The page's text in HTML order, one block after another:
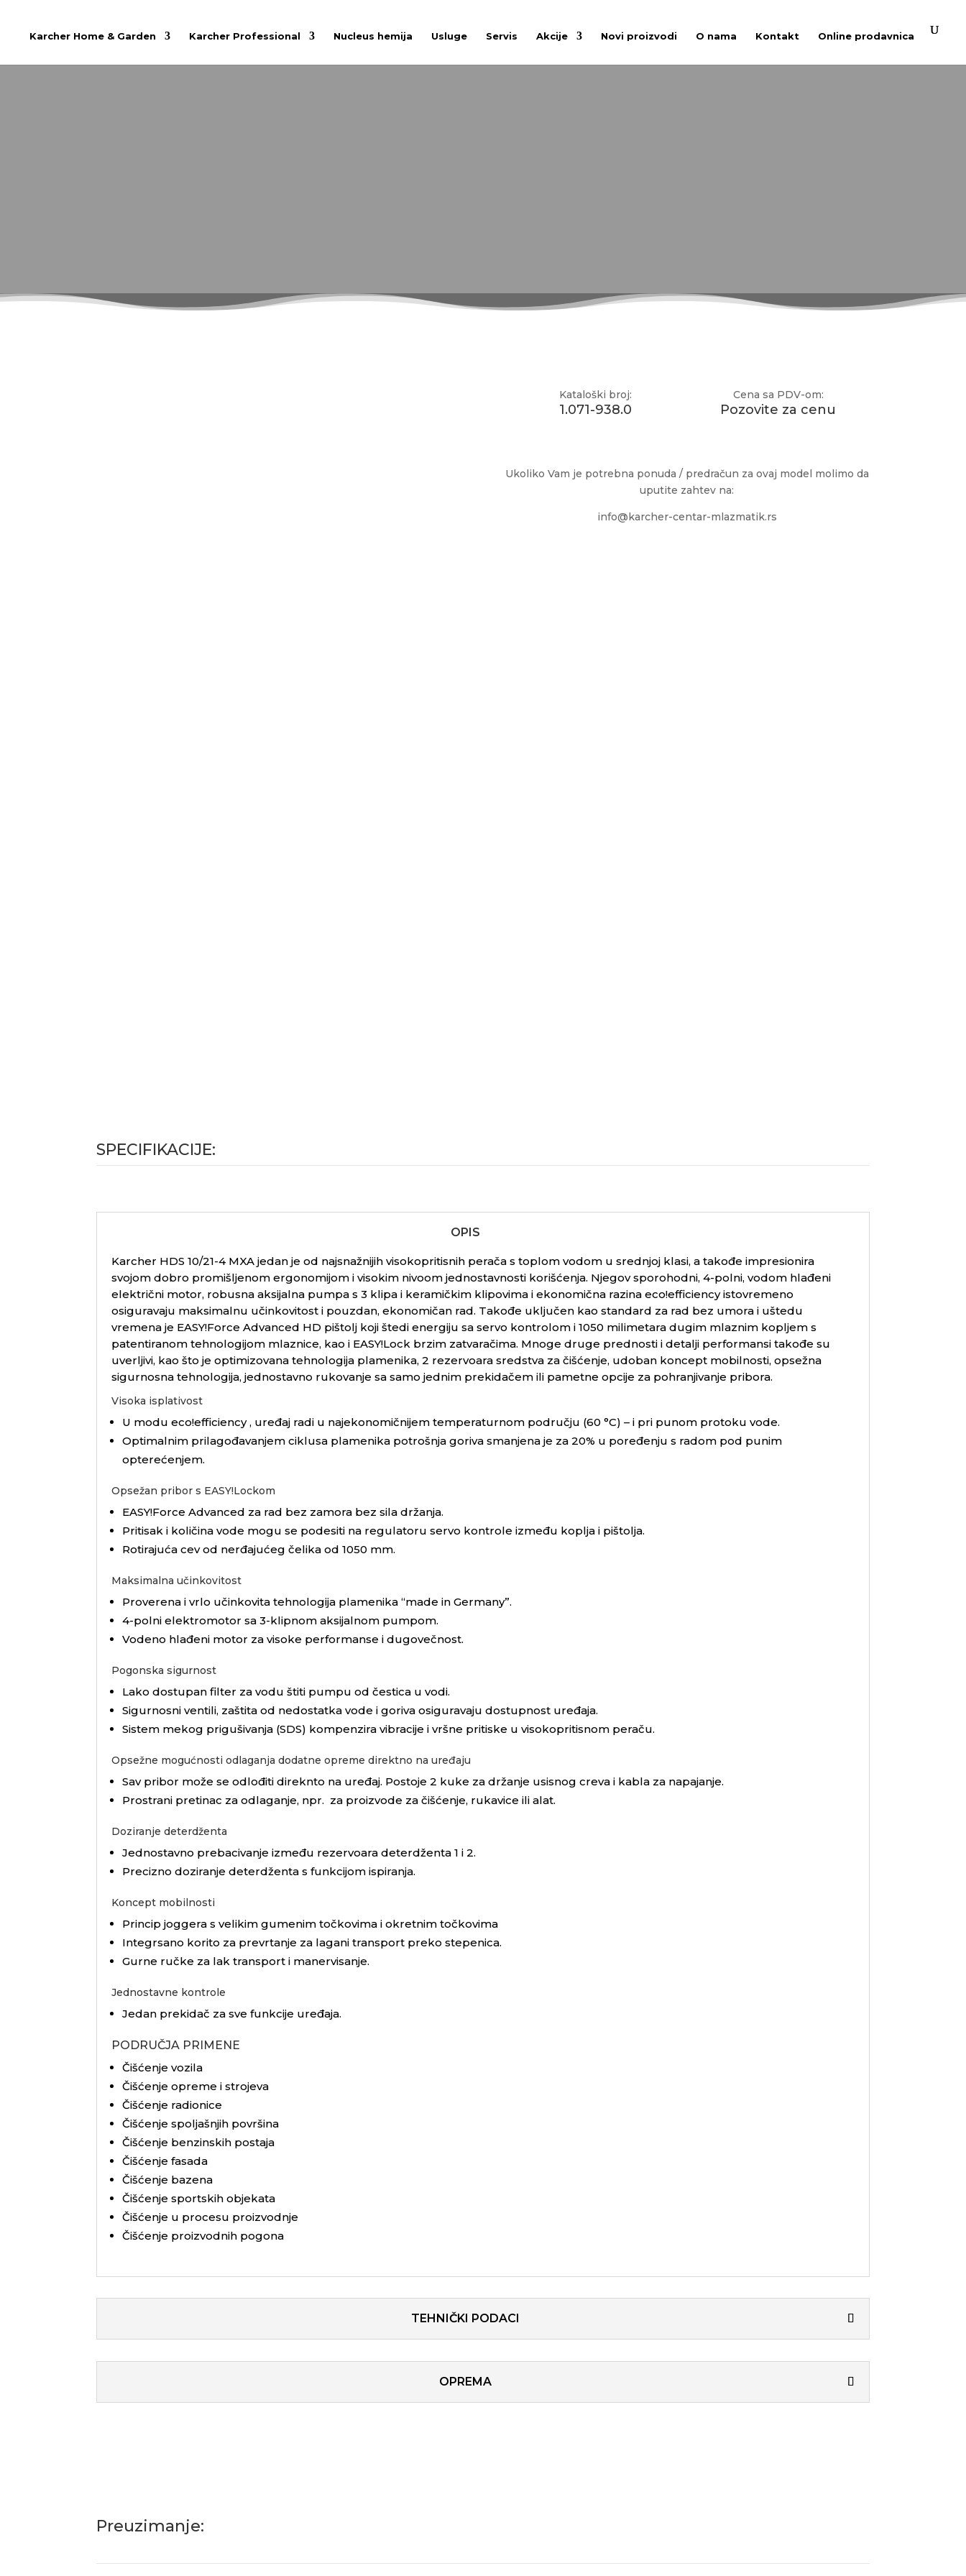
Karcher Home & Garden Karcher Professional Nucleus hemija Usluge Servis Akcije Novi proizvodi O nama Kontakt Online prodavnica
Kataloški broj:
1.071-938.0
Cena sa PDV-om:
Pozovite za cenu
Ukoliko Vam je potrebna ponuda / predračun za ovaj model molimo da
uputite zahtev na:
info@karcher-centar-mlazmatik.rs
SPECIFIKACIJE:
OPIS
Karcher HDS 10/21-4 MXA jedan je od najsnažnijih visokopritisnih perača s toplom vodom u srednjoj klasi, a takođe impresionira
svojom dobro promišljenom ergonomijom i visokim nivoom jednostavnosti korišćenja. Njegov sporohodni, 4-polni, vodom hlađeni
električni motor, robusna aksijalna pumpa s 3 klipa i keramičkim klipovima i ekonomična razinaeco!efficiencyistovremeno
osiguravaju maksimalnu učinkovitost i pouzdan, ekonomičan rad. Takođe uključen kao standard za rad bez umora i uštedu
vremena je EASY!Force Advanced HD pištolj koji štedi energiju sa servo kontrolom i 1050 milimetara dugim mlaznim kopljem s
patentiranom tehnologijom mlaznice, kao i EASY!Lock brzim zatvaračima. Mnoge druge prednosti i detalji performansi takođe su
uverljivi, kao što je optimizovana tehnologija plamenika, 2 rezervoara sredstva za čišćenje, udoban koncept mobilnosti, opsežna
sigurnosna tehnologija, jednostavno rukovanje sa samo jednim prekidačem ili pametne opcije za pohranjivanje pribora.
Visoka isplativost
U modueco!efficiency, uređaj radi u najekonomičnijem temperaturnom području (60 °C) – i pri punom protoku vode.
Optimalnim prilagođavanjem ciklusa plamenika potrošnja goriva smanjena je za 20% u poređenju s radom pod punim
opterećenjem.
Opsežan pribor s EASY!Lockom
EASY!Force Advanced za rad bez zamora bez sila držanja.
Pritisak i količina vode mogu se podesiti na regulatoru servo kontrole između koplja i pištolja.
Rotirajuća cev od nerđajućeg čelika od 1050 mm.
Maksimalna učinkovitost
Proverena i vrlo učinkovita tehnologija plamenika “made in Germany”.
4-polni elektromotor sa 3-klipnom aksijalnom pumpom.
Vodeno hlađeni motor za visoke performanse i dugovečnost.
Pogonska sigurnost
Lako dostupan filter za vodu štiti pumpu od čestica u vodi.
Sigurnosni ventili, zaštita od nedostatka vode i goriva osiguravaju dostupnost uređaja.
Sistem mekog prigušivanja (SDS) kompenzira vibracije i vršne pritiske u visokopritisnom peraču.
Opsežne mogućnosti odlaganja dodatne opreme direktno na uređaju
Sav pribor može se odlođiti direknto na uređaj. Postoje 2 kuke za držanje usisnog creva i kabla za napajanje.
Prostrani pretinac za odlaganje, npr. za proizvode za čišćenje, rukavice ili alat.
Doziranje deterdženta
Jednostavno prebacivanje između rezervoara deterdženta 1 i 2.
Precizno doziranje deterdženta s funkcijom ispiranja.
Koncept mobilnosti
Princip joggera s velikim gumenim točkovima i okretnim točkovima
Integrsano korito za prevrtanje za lagani transport preko stepenica.
Gurne ručke za lak transport i manervisanje.
Jednostavne kontrole
Jedan prekidač za sve funkcije uređaja.
PODRUČJA PRIMENE
Čišćenje vozila
Čišćenje opreme i strojeva
Čišćenje radionice
Čišćenje spoljašnjih površina
Čišćenje benzinskih postaja
Čišćenje fasada
Čišćenje bazena
Čišćenje sportskih objekata
Čišćenje u procesu proizvodnje
Čišćenje proizvodnih pogona
TEHNIČKI PODACI
OPREMA
Preuzimanje: